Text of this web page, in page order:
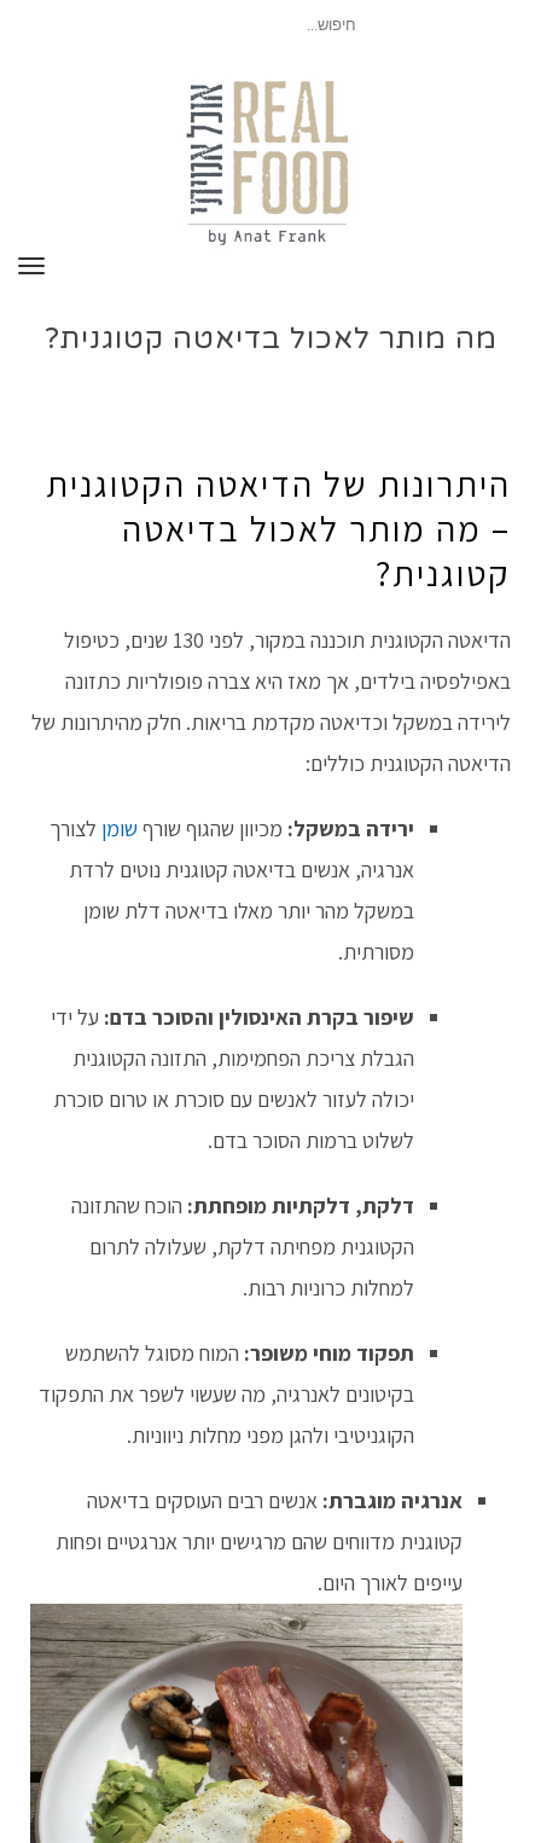
מה מותר לאכול בדיאטה קטוגנית?
היתרונות של הדיאטה הקטוגנית
– מה מותר לאכול בדיאטה
קטוגנית?
הדיאטה הקטוגנית תוכננה במקור, לפני 130 שנים, כטיפול
באפילפסיה בילדים, אך מאז היא צברה פופולריות כתזונה
לירידה במשקל וכדיאטה מקדמת בריאות. חלק מהיתרונות של
הדיאטה הקטוגנית כוללים:
ירידה במשקל: מכיוון שהגוף שורףשומן לצורך
אנרגיה, אנשים בדיאטה קטוגנית נוטים לרדת
במשקל מהר יותר מאלו בדיאטה דלת שומן
מסורתית.
שיפור בקרת האינסולין והסוכר בדם: על ידי
הגבלת צריכת הפחמימות, התזונה הקטוגנית
יכולה לעזור לאנשים עם סוכרת או טרום סוכרת
לשלוט ברמות הסוכר בדם.
דלקת, דלקתיות מופחתת: הוכח שהתזונה
הקטוגנית מפחיתה דלקת, שעלולה לתרום
למחלות כרוניות רבות.
תפקוד מוחי משופר: המוח מסוגל להשתמש
בקיטונים לאנרגיה, מה שעשוי לשפר את התפקוד
הקוגניטיבי ולהגן מפני מחלות ניווניות.
אנרגיה מוגברת: אנשים רבים העוסקים בדיאטה
קטוגנית מדווחים שהם מרגישים יותר אנרגטיים ופחות
עייפים לאורך היום.